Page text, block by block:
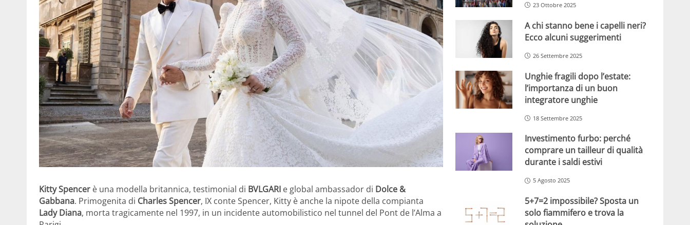
Kitty Spencer è una modella britannica, testimonial di BVLGARI e global ambassador di Dolce &
Gabbana. Primogenita di Charles Spencer, IX conte Spencer, Kitty è anche la nipote della compianta
Lady Diana, morta tragicamente nel 1997, in un incidente automobilistico nel tunnel del Pont de l’Alma a
23 Ottobre 2025
A chi stanno bene i capelli neri?
Ecco alcuni suggerimenti
26 Settembre 2025
Unghie fragili dopo l’estate:
l’importanza di un buon
integratore unghie
18 Settembre 2025
Investimento furbo: perché
comprare un tailleur di qualità
durante i saldi estivi
5 Agosto 2025
5+7=2 impossibile? Sposta un
solo fiammifero e trova la